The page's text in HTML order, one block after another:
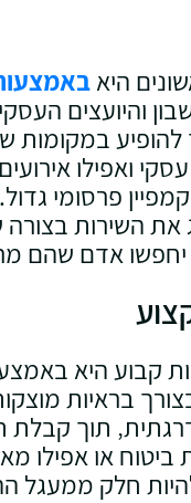
היא
והיועצים
במקומות
ואפילו
פרסומי
השירות בצורה
אדם שהם
היא
בראיות
תוך קבלת
ביטוח או
חלק ממעגל